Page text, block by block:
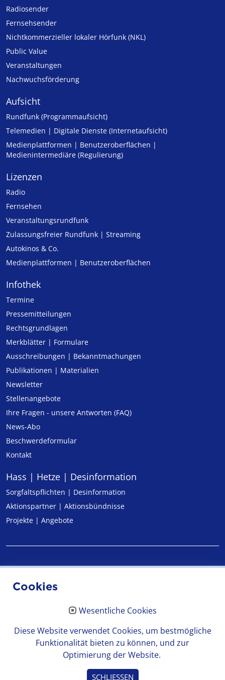
Radiosender
Fernsehsender
Nicht­kommer­zieller lo­ka­ler Hör­funk (NKL)
Public Value
Veranstaltungen
Nachwuchsförderung
Aufsicht
Rundfunk (Programmaufsicht)
Telemedien | Digitale Dienste (Internetaufsicht)
Medienplattformen | Benutzeroberflächen |
Medienintermediäre (Regulierung)
Lizenzen
Radio
Fernsehen
Veranstaltungsrundfunk
Zulassungs­freier Rund­funk | Streaming
Autokinos & Co.
Medienplattformen | Benutzeroberflächen
Infothek
Termine
Pressemitteilungen
Rechtsgrundlagen
Merkblätter | Formulare
Ausschreibungen | Bekanntmachungen
Publikationen | Materialien
Newsletter
Stellenangebote
Ihre Fragen - unsere Antworten (FAQ)
News-Abo
Beschwerdeformular
Kontakt
Hass | Hetze | Desinformation
Sorgfaltspflichten | Desinformation
Aktionspartner | Aktionsbündnisse
Projekte | Angebote
© 2026 Medienanstalt Hessen
Cookies
Wesentliche Cookies
Diese Website verwendet Cookies, um bestmögliche
Funktionalität bieten zu können, und zur
Optimierung der Website.
SCHLIESSEN